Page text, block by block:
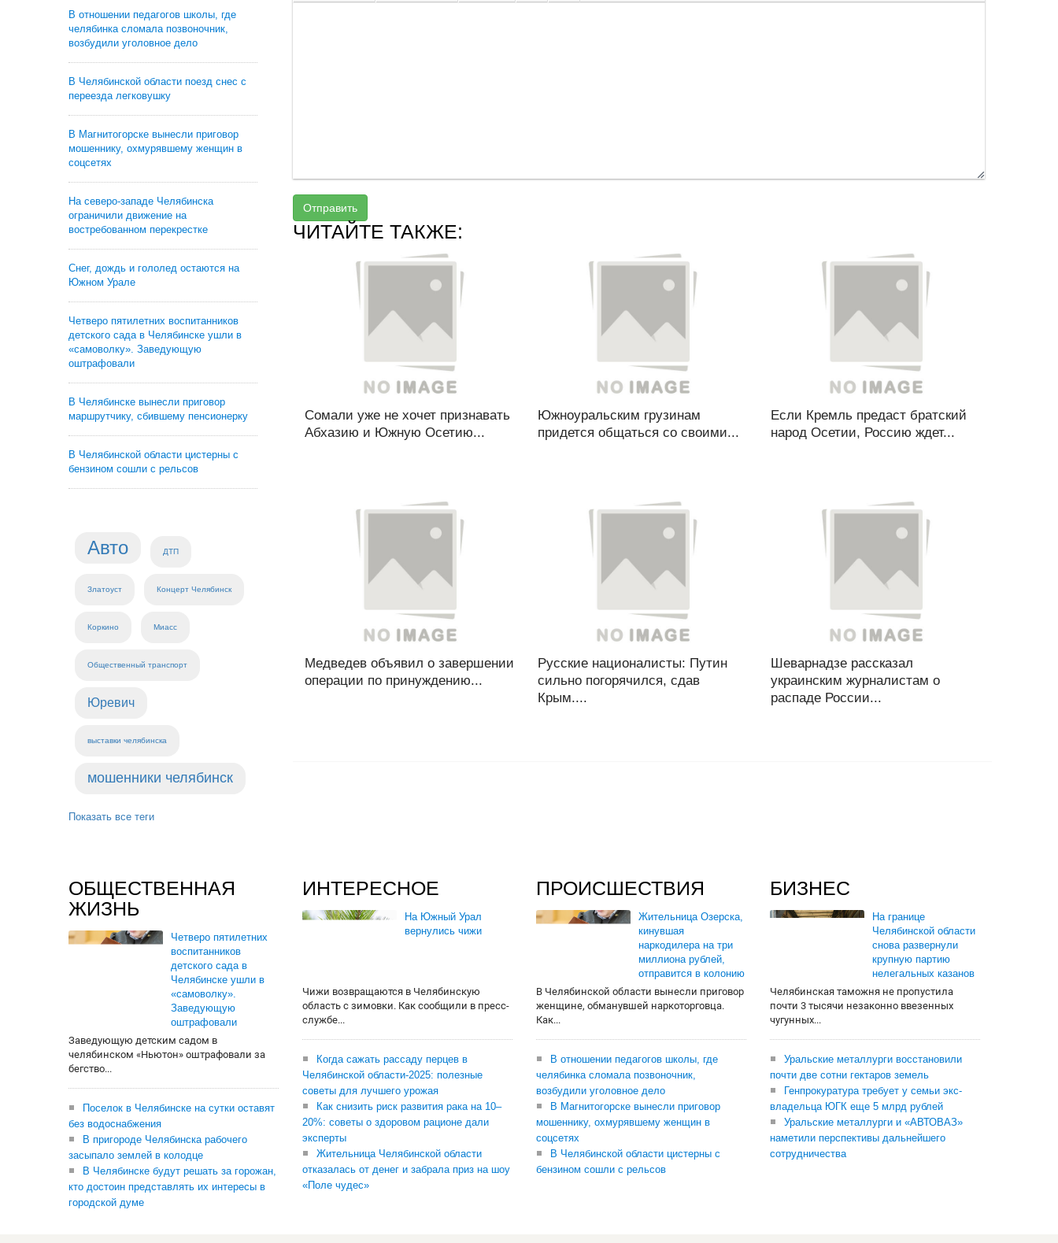
В отношении педагогов школы, где
челябинка сломала позвоночник,
возбудили уголовное дело
В Челябинской области поезд снес с
переезда легковушку
В Магнитогорске вынесли приговор
мошеннику, охмурявшему женщин в
соцсетях
На северо-западе Челябинска
ограничили движение на
востребованном перекрестке
Снег, дождь и гололед остаются на
Южном Урале
Четверо пятилетних воспитанников
детского сада в Челябинске ушли в
«самоволку». Заведующую
оштрафовали
В Челябинске вынесли приговор
маршрутчику, сбившему пенсионерку
В Челябинской области цистерны с
бензином сошли с рельсов
Авто ДТП
Златоуст Концерт Челябинск
Коркино Миасс
Общественный транспорт
Юревич
выставки челябинска
мошенники челябинск
Показать все теги
Отправить
ЧИТАЙТЕ ТАКЖЕ:
Сомали уже не хочет признавать
Абхазию и Южную Осетию...
Южноуральским грузинам
придется общаться со своими...
Если Кремль предаст братский
народ Осетии, Россию ждет...
Медведев объявил о завершении
операции по принуждению...
Русские националисты: Путин
сильно погорячился, сдав
Крым....
Шеварнадзе рассказал
украинским журналистам о
распаде России...
ОБЩЕСТВЕННАЯ
ЖИЗНЬ
Четверо пятилетних
воспитанников
детского сада в
Челябинске ушли в
«самоволку».
Заведующую
оштрафовали
Заведующую детским садом в
челябинском «Ньютон» оштрафовали за
бегство...
Поселок в Челябинске на сутки оставят
без водоснабжения
В пригороде Челябинска рабочего
засыпало землей в колодце
В Челябинске будут решать за горожан,
кто достоин представлять их интересы в
городской думе
ИНТЕРЕСНОЕ
На Южный Урал
вернулись чижи
Чижи возвращаются в Челябинскую
область с зимовки. Как сообщили в пресс-
службе...
Когда сажать рассаду перцев в
Челябинской области-2025: полезные
советы для лучшего урожая
Как снизить риск развития рака на 10–
20%: советы о здоровом рационе дали
эксперты
Жительница Челябинской области
отказалась от денег и забрала приз на шоу
«Поле чудес»
ПРОИСШЕСТВИЯ
Жительница Озерска,
кинувшая
наркодилера на три
миллиона рублей,
отправится в колонию
В Челябинской области вынесли приговор
женщине, обманувшей наркоторговца.
Как...
В отношении педагогов школы, где
челябинка сломала позвоночник,
возбудили уголовное дело
В Магнитогорске вынесли приговор
мошеннику, охмурявшему женщин в
соцсетях
В Челябинской области цистерны с
бензином сошли с рельсов
БИЗНЕС
На границе
Челябинской области
снова развернули
крупную партию
нелегальных казанов
Челябинская таможня не пропустила
почти 3 тысячи незаконно ввезенных
чугунных...
Уральские металлурги восстановили
почти две сотни гектаров земель
Генпрокуратура требует у семьи экс-
владельца ЮГК еще 5 млрд рублей
Уральские металлурги и «АВТОВАЗ»
наметили перспективы дальнейшего
сотрудничества